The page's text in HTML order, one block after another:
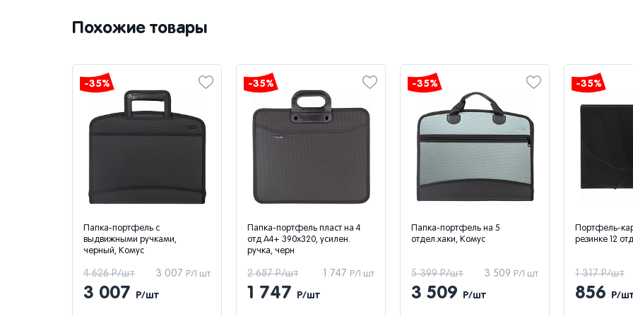
Похожие товары
-35%
Папка-портфель с
выдвижными ручками,
черный, Комус
3 007 Р/1 шт
4 626 Р/шт
3 007 Р/шт
-35%
Папка-портфель пласт на 4
отд А4+ 390x320, усилен.
ручка, черн
1 747 Р/1 шт
2 687 Р/шт
1 747 Р/шт
-35%
Папка-портфель на 5
отдел.хаки, Комус
3 509 Р/1 шт
5 399 Р/шт
3 509 Р/шт
-35%
Портфель-
резинке 12
1 317 Р/шт
856 Р/